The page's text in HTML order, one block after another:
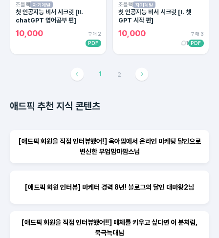
조블랙 자기계발
첫 인공지능 비서 시크릿 [Ⅱ.
chatGPT 영어공부 편]
10,000
구매 2
PDF
조블랙 자기계발
첫 인공지능 비서 시크릿 [Ⅰ. 챗
GPT 시작 편]
10,000
구매 3
1
PDF
1 2
애드픽 추천 지식 콘텐츠
[애드픽 회원을 직접 인터뷰했어!] 육아맘에서 온라인 마케팅 달인으로
변신한 부업맘마맘스님
[애드픽 회원 인터뷰] 마케터 경력 8년! 블로그의 달인 대마왕2님
[애드픽 회원을 직접 인터뷰했어!!] 매체를 키우고 싶다면 이 분처럼,
북극늑대님